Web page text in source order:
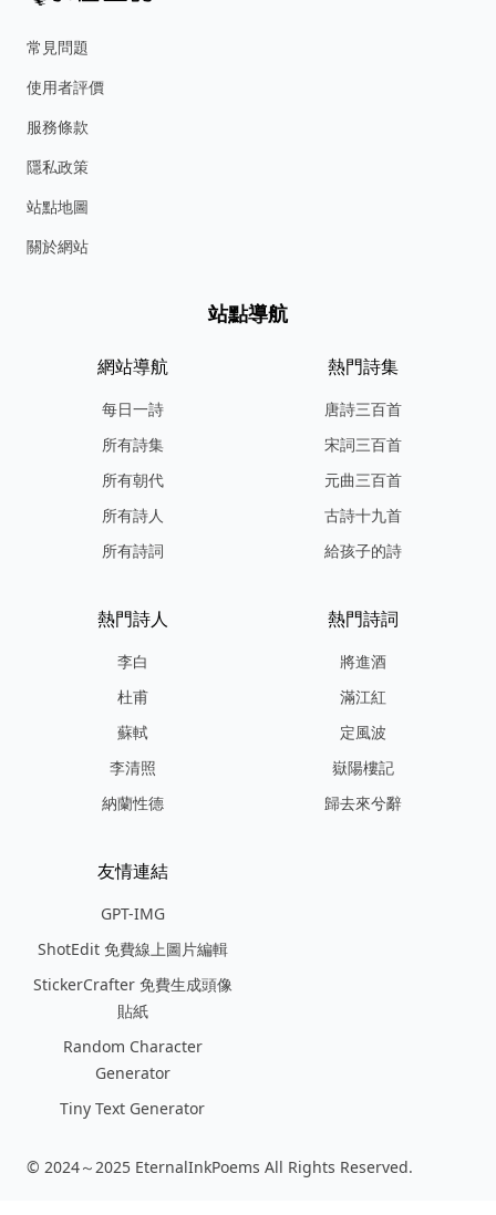
常見問題
使用者評價
服務條款
隱私政策
站點地圖
關於網站
站點導航
網站導航
每日一詩
所有詩集
所有朝代
所有詩人
所有詩詞
熱門詩集
唐詩三百首
宋詞三百首
元曲三百首
古詩十九首
給孩子的詩
熱門詩人
李白
杜甫
蘇軾
李清照
納蘭性德
熱門詩詞
將進酒
滿江紅
定風波
嶽陽樓記
歸去來兮辭
友情連結
GPT-IMG
ShotEdit 免費線上圖片編輯
StickerCrafter 免費生成頭像
貼紙
Random Character
Generator
Tiny Text Generator
© 2024～2025 EternalInkPoems All Rights Reserved.